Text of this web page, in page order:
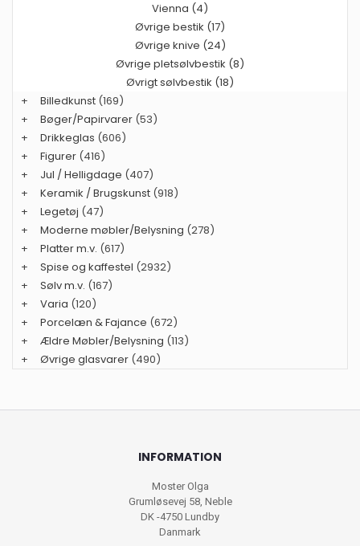
Vienna (4)
Øvrige bestik (17)
Øvrige knive (24)
Øvrige pletsølvbestik (8)
Øvrigt sølvbestik (18)
+
Billedkunst (169)
+
Bøger/Papirvarer (53)
+
Drikkeglas (606)
+
Figurer (416)
+
Jul / Helligdage (407)
+
Keramik / Brugskunst (918)
+
Legetøj (47)
+
Moderne møbler/Belysning (278)
+
Platter m.v. (617)
+
Spise og kaffestel (2932)
+
Sølv m.v. (167)
+
Varia (120)
+
Porcelæn & Fajance (672)
+
Ældre Møbler/Belysning (113)
+
Øvrige glasvarer (490)
INFORMATION
Moster Olga
Grumløsevej 58, Neble
DK -4750 Lundby
Danmark